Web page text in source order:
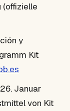
(offizielle
y
Kit
Januar
von Kit